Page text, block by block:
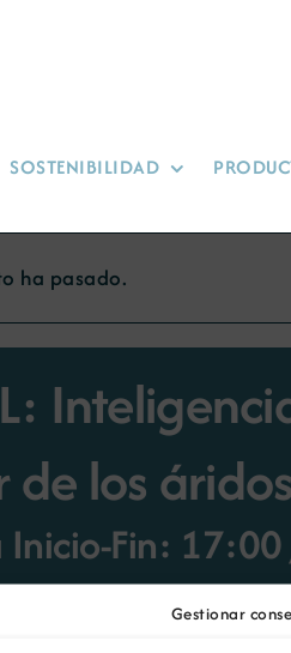
Gestionar
SOSTENIBILIDAD
ha pasado.
los áridos
Fin: 17:00